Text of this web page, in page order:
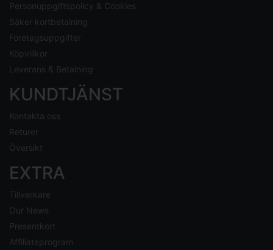
Personuppgiftspolicy & Cookies
Säker kortbetalning
Företagsuppgifter
Köpvillkor
Leverans & Betalning
KUNDTJÄNST
Kontakta oss
Returer
Översikt
EXTRA
Tillverkare
Our News
Presentkort
Affiliateprogram